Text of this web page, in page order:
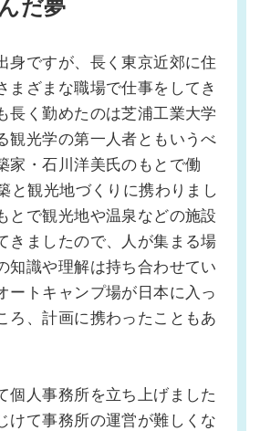
だ夢
身ですが、長く東京近郊に住
まざまな職場で仕事をしてき
長く勤めたのは芝浦工業大学
観光学の第一人者ともいうべ
家・石川洋美氏のもとで働
と観光地づくりに携わりまし
とで観光地や温泉などの施設
きましたので、人が集まる場
知識や理解は持ち合わせてい
ートキャンプ場が日本に入っ
ろ、計画に携わったこともあ
個人事務所を立ち上げました
けて事務所の運営が難しくな